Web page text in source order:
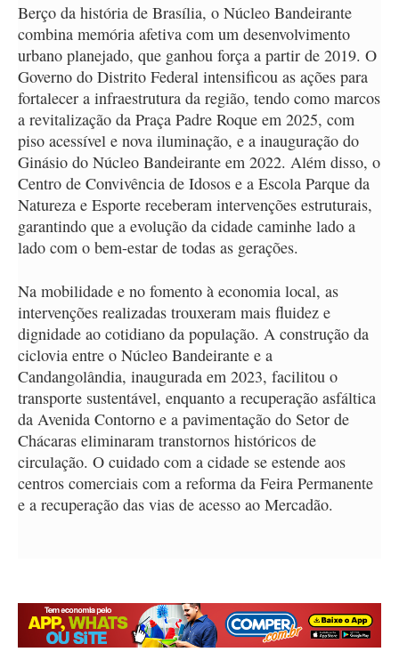
Berço da história de Brasília, o Núcleo Bandeirante
combina memória afetiva com um desenvolvimento
urbano planejado, que ganhou força a partir de 2019. O
Governo do Distrito Federal intensificou as ações para
fortalecer a infraestrutura da região, tendo como marcos
a revitalização da Praça Padre Roque em 2025, com
piso acessível e nova iluminação, e a inauguração do
Ginásio do Núcleo Bandeirante em 2022. Além disso, o
Centro de Convivência de Idosos e a Escola Parque da
Natureza e Esporte receberam intervenções estruturais,
garantindo que a evolução da cidade caminhe lado a
lado com o bem-estar de todas as gerações.
Na mobilidade e no fomento à economia local, as
intervenções realizadas trouxeram mais fluidez e
dignidade ao cotidiano da população. A construção da
ciclovia entre o Núcleo Bandeirante e a
Candangolândia, inaugurada em 2023, facilitou o
transporte sustentável, enquanto a recuperação asfáltica
da Avenida Contorno e a pavimentação do Setor de
Chácaras eliminaram transtornos históricos de
circulação. O cuidado com a cidade se estende aos
centros comerciais com a reforma da Feira Permanente
e a recuperação das vias de acesso ao Mercadão.